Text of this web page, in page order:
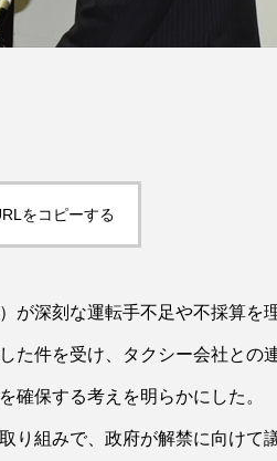
をコピーする
が深刻な運転手不足や不採算を
た件を受け、タクシー会社との
確保する考えを明らかにした。
り組みで、政府が解禁に向けて